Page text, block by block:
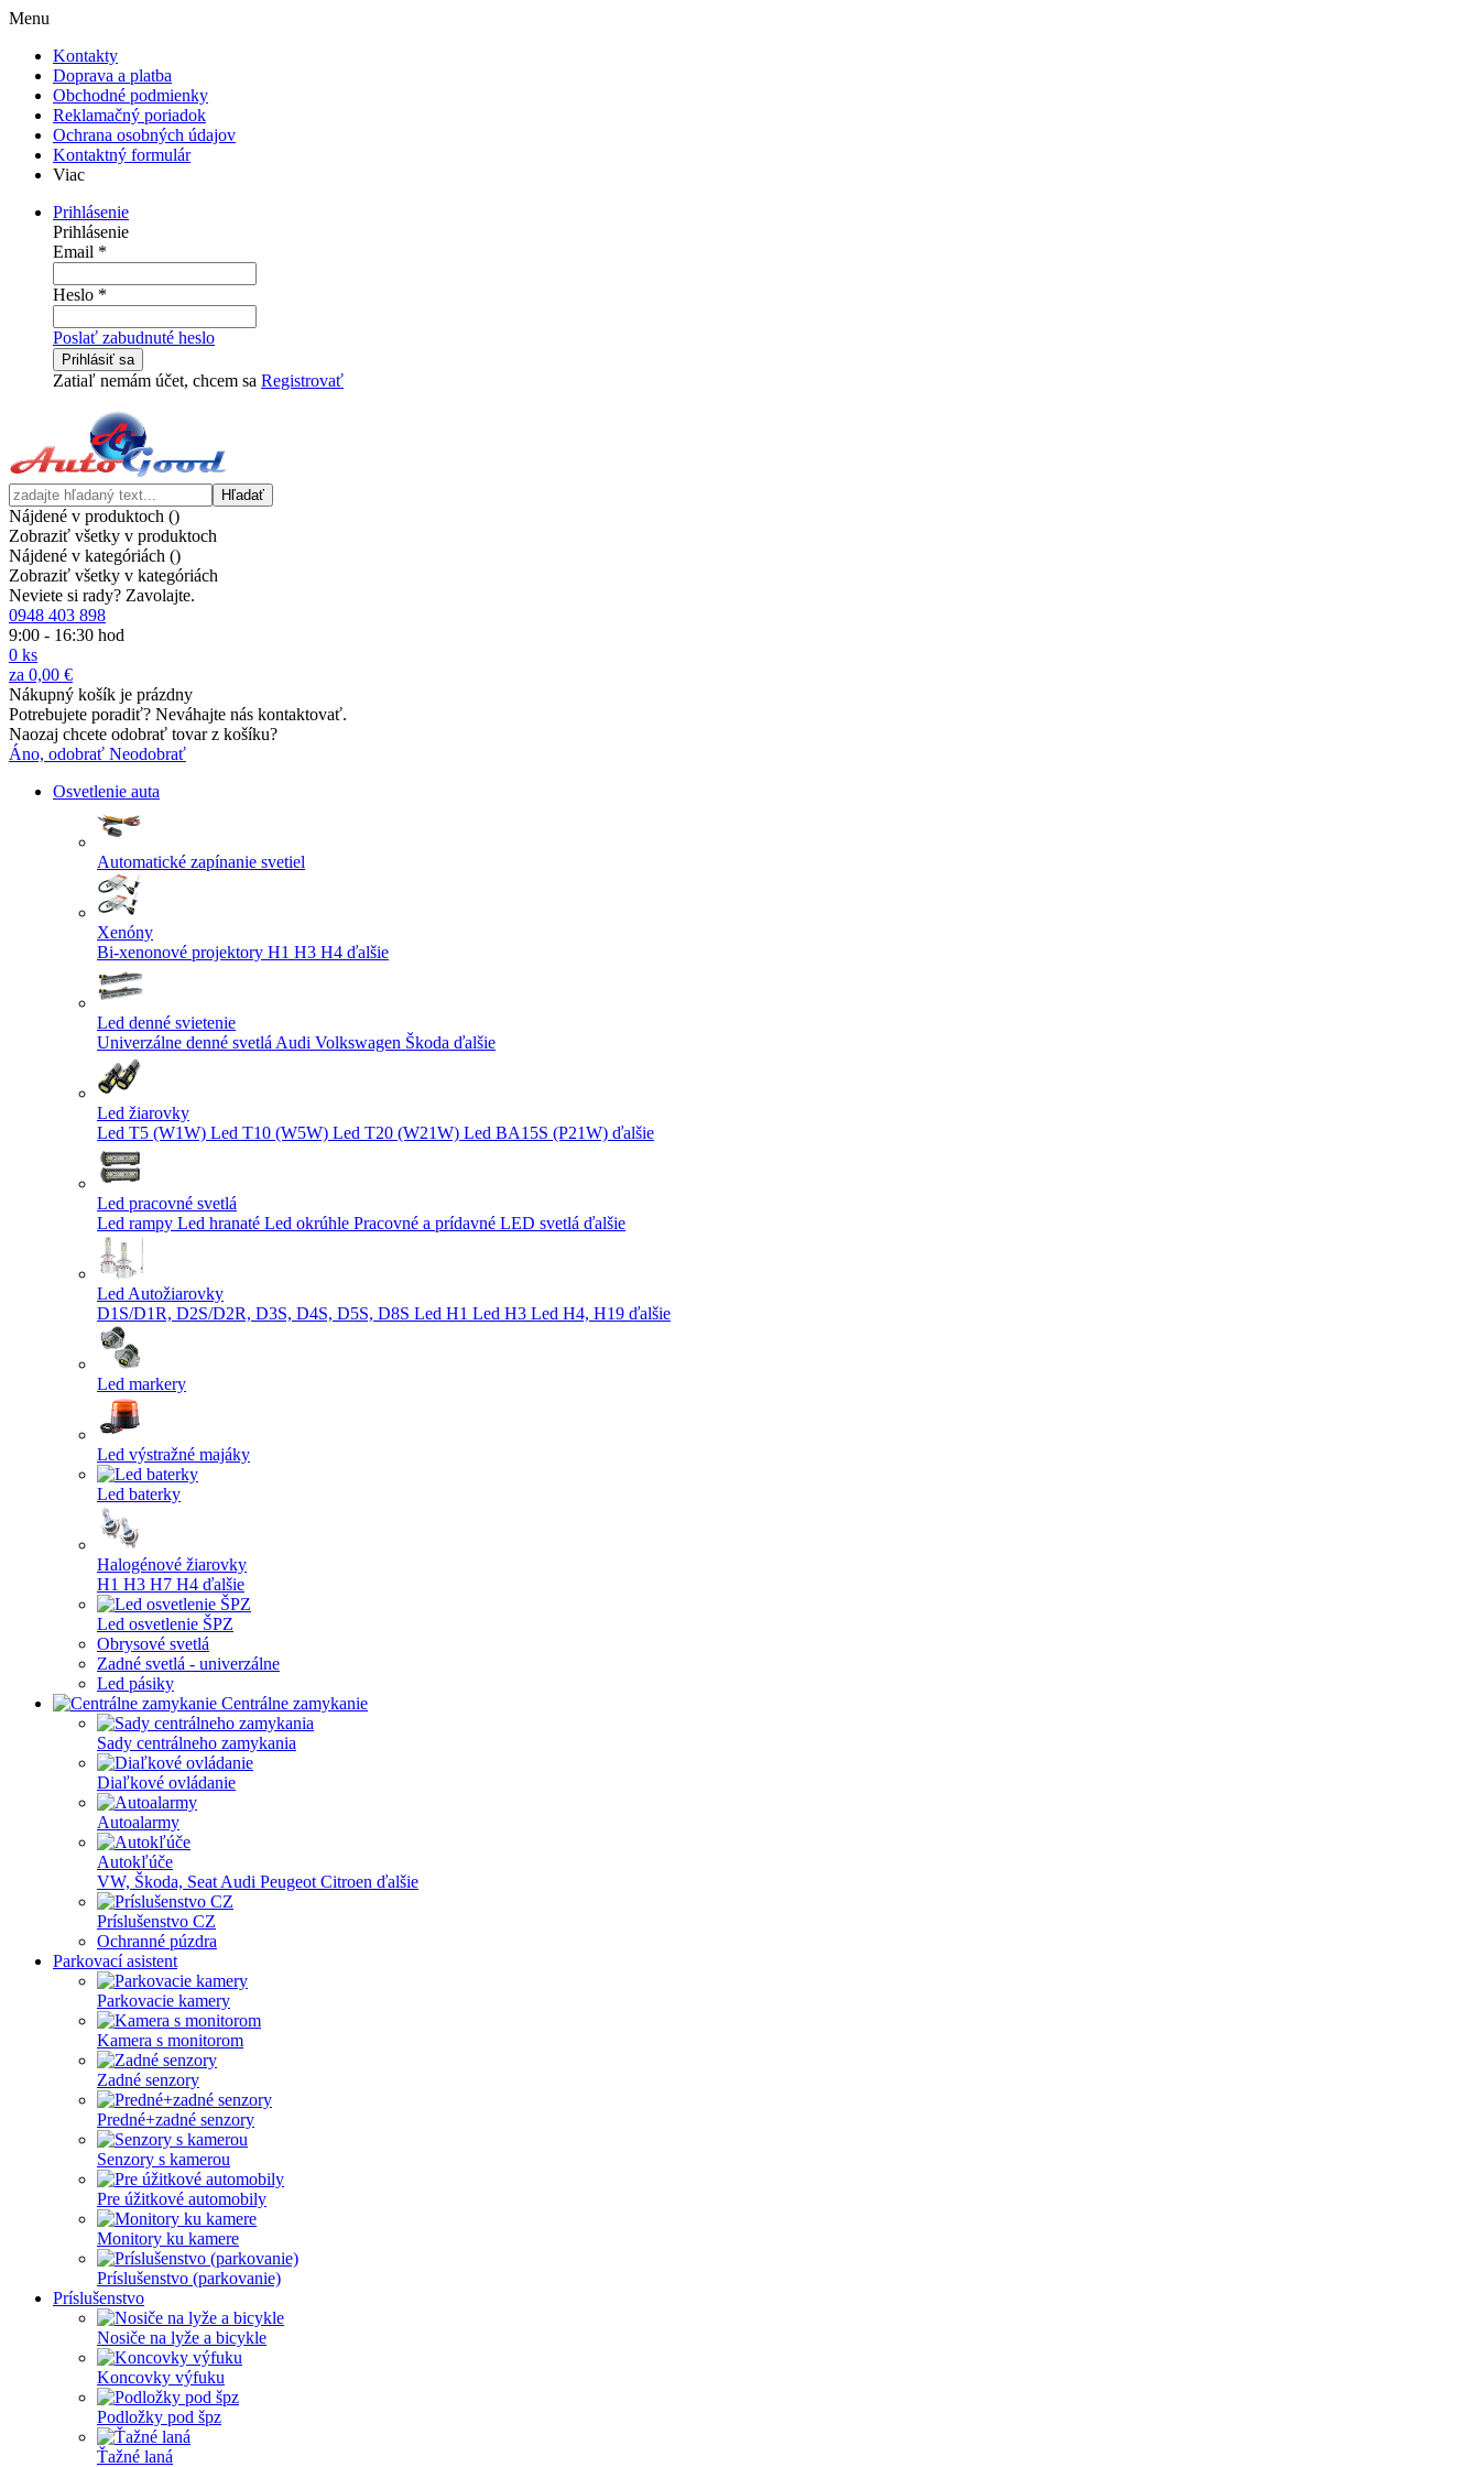
Menu
Kontakty
Doprava a platba
Obchodné podmienky
Reklamačný poriadok
Ochrana osobných údajov
Kontaktný formulár
Viac
Prihlásenie
Prihlásenie
Email *
Heslo *
Poslať zabudnuté heslo
Prihlásiť sa
Zatiaľ nemám účet, chcem sa Registrovať
Hľadať
Nájdené v produktoch ()
Zobraziť všetky v produktoch
Nájdené v kategóriách ()
Zobraziť všetky v kategóriách
Neviete si rady? Zavolajte.
0948 403 898
9:00 - 16:30 hod
0 ks
za 0,00 €
Nákupný košík je prázdny
Potrebujete poradiť? Neváhajte nás kontaktovať.
Naozaj chcete odobrať tovar z košíku?
Áno, odobrať Neodobrať
Osvetlenie auta
Automatické zapínanie svetiel
Xenóny
Bi-xenonové projektory H1 H3 H4 ďalšie
Led denné svietenie
Univerzálne denné svetlá Audi Volkswagen Škoda ďalšie
Led žiarovky
Led T5 (W1W) Led T10 (W5W) Led T20 (W21W) Led BA15S (P21W) ďalšie
Led pracovné svetlá
Led rampy Led hranaté Led okrúhle Pracovné a prídavné LED svetlá ďalšie
Led Autožiarovky
D1S/D1R, D2S/D2R, D3S, D4S, D5S, D8S Led H1 Led H3 Led H4, H19 ďalšie
Led markery
Led výstražné majáky
Led baterky
Halogénové žiarovky
H1 H3 H7 H4 ďalšie
Led osvetlenie ŠPZ
Obrysové svetlá
Zadné svetlá - univerzálne
Led pásiky
Centrálne zamykanie
Sady centrálneho zamykania
Diaľkové ovládanie
Autoalarmy
Autokľúče
VW, Škoda, Seat Audi Peugeot Citroen ďalšie
Príslušenstvo CZ
Ochranné púzdra
Parkovací asistent
Parkovacie kamery
Kamera s monitorom
Zadné senzory
Predné+zadné senzory
Senzory s kamerou
Pre úžitkové automobily
Monitory ku kamere
Príslušenstvo (parkovanie)
Príslušenstvo
Nosiče na lyže a bicykle
Koncovky výfuku
Podložky pod špz
Ťažné laná